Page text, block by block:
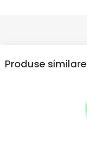
Produse similare